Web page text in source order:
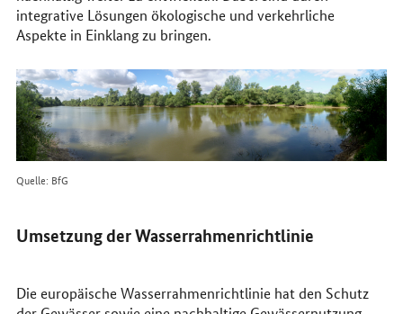
integrative Lösungen ökologische und verkehrliche
Aspekte in Einklang zu bringen.
Quelle: BfG
Umsetzung der Wasserrahmenrichtlinie
Die europäische Wasserrahmenrichtlinie hat den Schutz